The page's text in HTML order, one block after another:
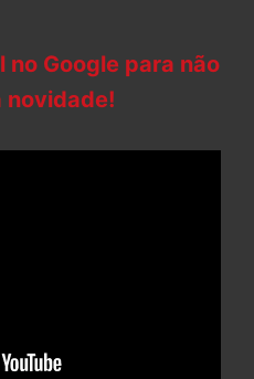
no Google para não
novidade!